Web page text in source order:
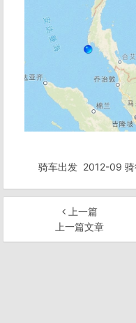
骑车出发 2012-09
上一篇
上一篇文章